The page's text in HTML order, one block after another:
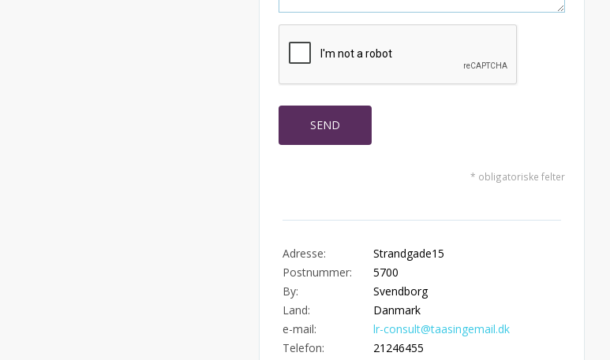
* obligatoriske felter
Adresse:
Strandgade15
Postnummer:
5700
By:
Svendborg
Land:
Danmark
e-mail:
lr-consult@taasingemail.dk
Telefon:
21246455